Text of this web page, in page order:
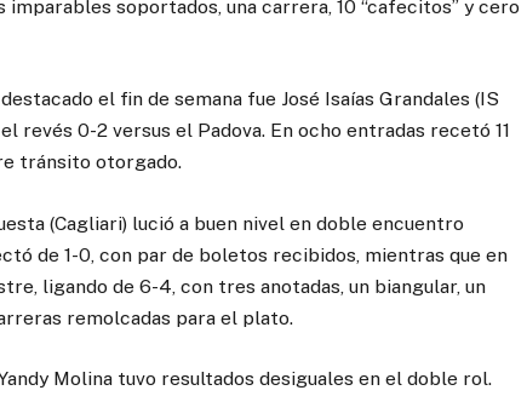
soportados, una carrera, 10 “cafecitos” y cero
el fin de semana fue José Isaías Grandales (IS
revés 0-2 versus el Padova. En ocho entradas recetó 11
tránsito otorgado.
(Cagliari) lució a buen nivel en doble encuentro
de 1-0, con par de boletos recibidos, mientras que en
ligando de 6-4, con tres anotadas, un biangular, un
remolcadas para el plato.
Molina tuvo resultados desiguales en el doble rol.